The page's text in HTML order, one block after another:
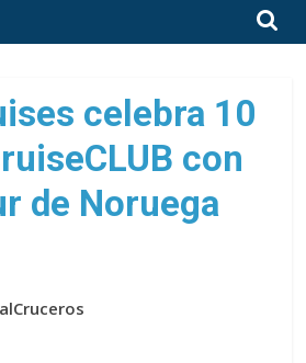
celebra 10
con
de Noruega